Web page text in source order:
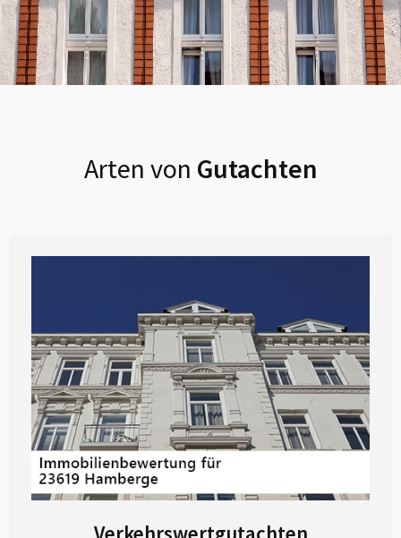
Arten von Gutachten